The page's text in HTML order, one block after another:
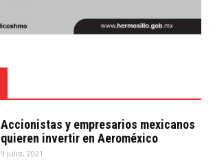
Accionistas y empresarios mexicanos
quieren invertir en Aeroméxico
9 julio, 2021